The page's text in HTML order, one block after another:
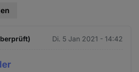
Di. 5 Jan 2021 - 14:42